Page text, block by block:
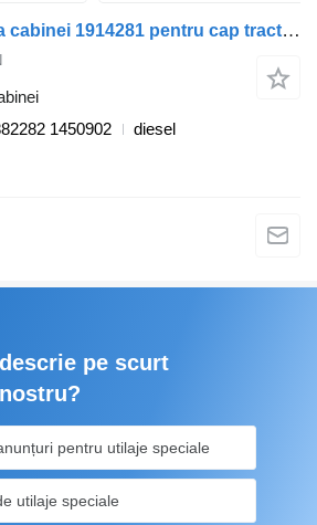
Pompă de ridicare a cabinei 1914281 pentru cap tractor DAF XF106
1450902
diesel
pe scurt
pentru utilaje speciale
utilaje speciale